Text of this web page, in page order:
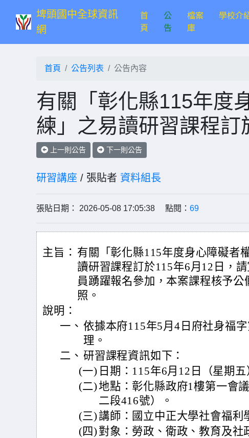
埤頭國中全球資訊
網
首
頁(current)
公
告
檔案
庫
學校介
首頁 公告列表 公告內容
有關「彰化縣115年度
練」之易讀研習課程訂
上一則公告 下一則公告
研習講座 / 張貼者 資料組長
張貼日期： 2026-05-08 17:05:38 點閱： 69
主旨： 有關「彰化縣115年度身心障礙者
讀研習課程訂於115年6月12日，
員踴躍報名參加，本案課程核予
照。
說明：
一、 依據本府115年5月4日府社身福
理。
二、 研習課程資訊如下：
(一) 日期：115年6月12日（星期五
(二)地點：彰化縣政府1樓第一會
二段416號）。
(三)講師：國立中正大學社會福利
(四) 對象：勞政、衛政、教育及社